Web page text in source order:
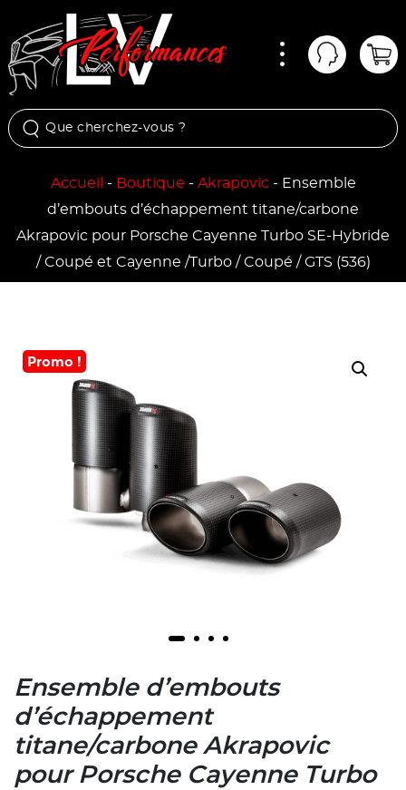
Mon
Accueil - Boutique - Akrapovic- Ensemble
d’embouts d’échappement titane/carbone
Akrapovic pour Porsche Cayenne Turbo SE-Hybride
/ Coupé et Cayenne /Turbo / Coupé / GTS (536)
Promo !
Ensemble d’embouts
d’échappement
titane/carbone Akrapovic
pour Porsche Cayenne Turbo